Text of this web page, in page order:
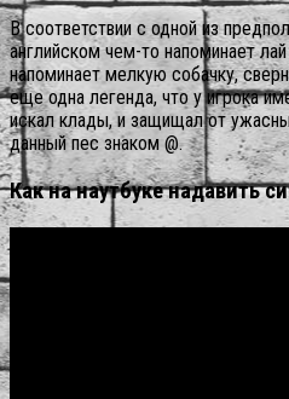
В соответствии с одной из
английском чем-то напоминает
напоминает мелкую собачку,
еще одна легенда, что у игрока
искал клады, и защищал от
данный пес знаком @.
Как на наутбуке надавить